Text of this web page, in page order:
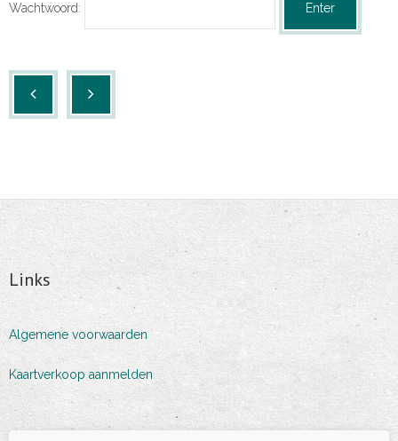
Wachtwoord:
Links
Algemene voorwaarden
Kaartverkoop aanmelden